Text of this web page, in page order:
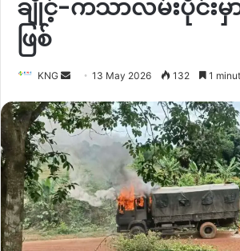
ချိုင့်-ကသာလမ်းပိုင်း
ဖြစ်
KNG
Send
email
13 May 2026 132 1